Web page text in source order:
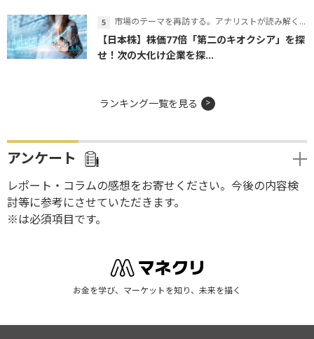
市場のテーマを再訪する。アナリストが読み解くテーマの本質
【日本株】株価77倍「第二のキオクシア」を探
せ！次の大化け企業を探...
ランキング一覧を見る
アンケート
レポート・コラムの感想をお寄せください。今後の内容検
討等に参考にさせていただきます。
※は必須項目です。
お金を学び、マーケットを知り、未来を描く